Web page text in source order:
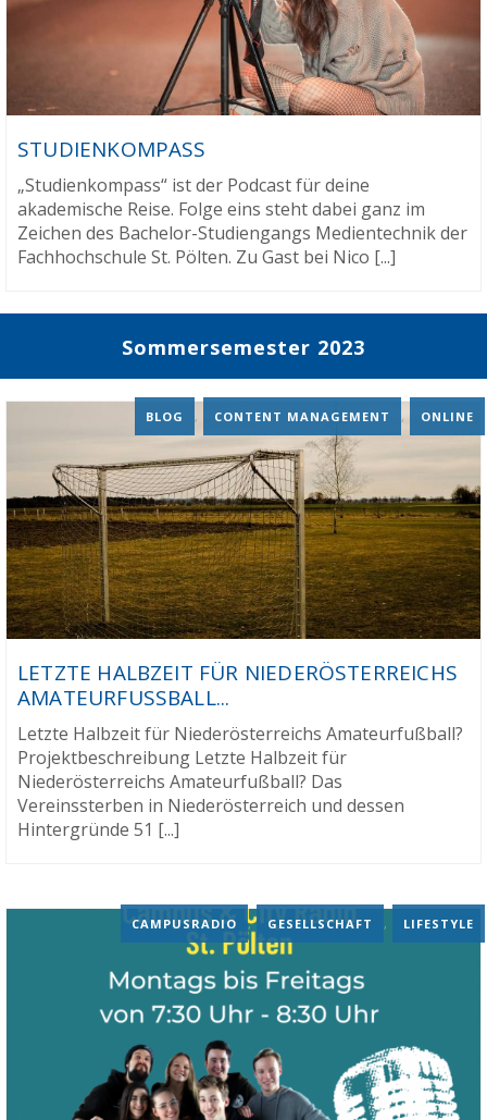
STUDIENKOMPASS
„Studienkompass“ ist der Podcast für deine
akademische Reise. Folge eins steht dabei ganz im
Zeichen des Bachelor-Studiengangs Medientechnik der
Fachhochschule St. Pölten. Zu Gast bei Nico [...]
Sommersemester 2023
LETZTE HALBZEIT FÜR NIEDERÖSTERREICHS
AMATEURFUSSBALL...
BLOG , CONTENT MANAGEMENT , ONLINE
Letzte Halbzeit für Niederösterreichs Amateurfußball?
Projektbeschreibung Letzte Halbzeit für
Niederösterreichs Amateurfußball? Das
Vereinssterben in Niederösterreich und dessen
Hintergründe 51 [...]
CAMPUSRADIO , GESELLSCHAFT , LIFESTYLE